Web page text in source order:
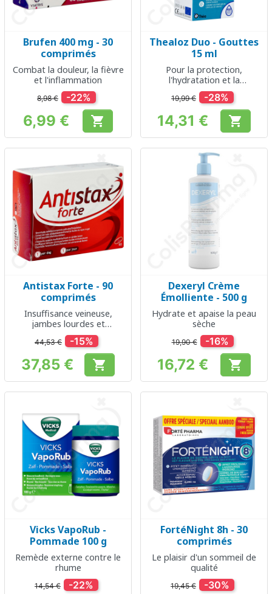
Brufen 400 mg - 30
comprimés
Combat la douleur, la fièvre
et l'inflammation
8,98 € -22%
Prix
6,99 € 
Thealoz Duo - Gouttes
15 ml
Pour la protection,
l'hydratation et la
lubrification de la surface
oculaire
19,99 € -28%
Prix
14,31 € 
Antistax Forte - 90
comprimés
Insuffisance veineuse,
jambes lourdes et
douloureuses
44,53 € -15%
Prix
37,85 € 
Dexeryl Crème
Émolliente - 500 g
Hydrate et apaise la peau
sèche
19,90 € -16%
Prix
16,72 € 
Vicks VapoRub -
Pommade 100 g
Remède externe contre le
rhume
14,54 € -22%
FortéNight 8h - 30
comprimés
Le plaisir d'un sommeil de
qualité
19,45 € -30%